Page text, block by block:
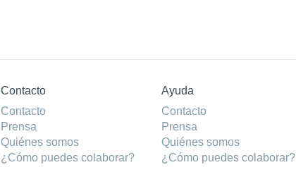
Contacto
Contacto
Prensa
Quiénes somos
¿Cómo puedes colaborar?
Ayuda
Contacto
Prensa
Quiénes somos
¿Cómo puedes colaborar?